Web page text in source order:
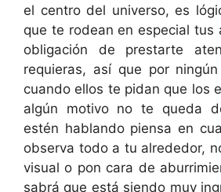
el centro del universo, es
que te rodean en especial tus
obligación de prestarte
requieras, así que por
cuando ellos te pidan que los
algún motivo no te queda
estén hablando piensa en
observa todo a tu alrededor,
visual o pon cara de
sabrá que está siendo muy